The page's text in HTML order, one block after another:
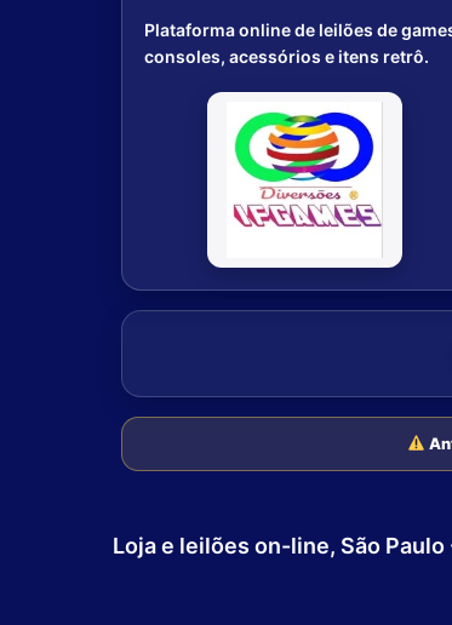
Plataforma online de leilões de
consoles, acessórios e itens retrô.
Loja e leilões on-line, São